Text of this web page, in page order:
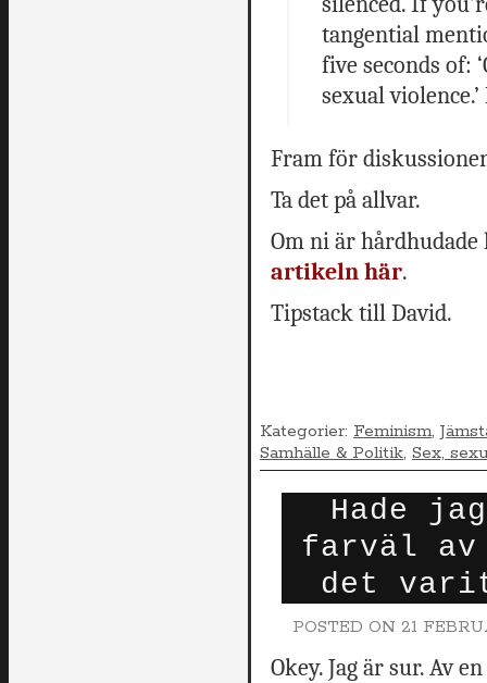
tangential
five seconds of:
sexual
Fram för
Ta det på allvar.
Om ni är
artikeln här.
Tipstack till David.
Kategorier: Feminism,
Samhälle & Politik, Sex,
Hade
farväl av
det
POSTED ON 21
Okey. Jag är sur. Av